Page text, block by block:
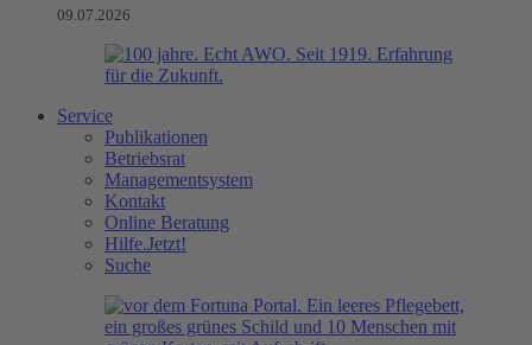
09.07.2026
Service
Publikationen
Betriebsrat
Managementsystem
Kontakt
Online Beratung
Hilfe.Jetzt!
Suche